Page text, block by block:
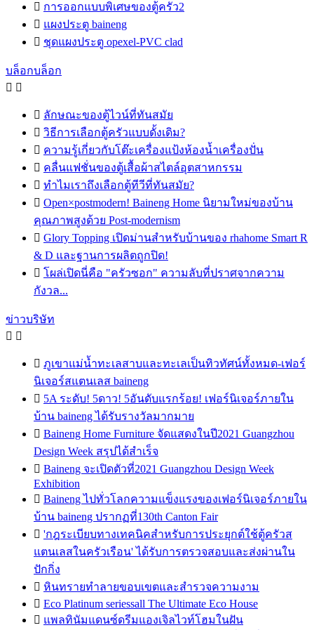
 การออกแบบพิเศษของตู้ครัว2
 แผงประตู baineng
 ชุดแผงประตู opexel-PVC clad
บล็อกบล็อก
 
 ลักษณะของตู้ไวน์ที่ทันสมัย
 วิธีการเลือกตู้ครัวแบบดั้งเดิม?
 ความรู้เกี่ยวกับโต๊ะเครื่องแป้งห้องน้ำเครื่องปั่น
 คลื่นแฟชั่นของตู้เสื้อผ้าสไตล์อุตสาหกรรม
 ทำไมเราถึงเลือกตู้ทีวีที่ทันสมัย?
 Open×postmodern! Baineng Home นิยามใหม่ของบ้าน
คุณภาพสูงด้วย Post-modernism
 Glory Topping เปิดม่านสำหรับบ้านของ rhahome Smart R
& D และฐานการผลิตถูกปิด!
 โผล่เปิดนี่คือ "ครัวซอก" ความลับที่ปราศจากความ
กังวล...
ข่าวบริษัท
 
 ภูเขาแม่น้ำทะเลสาบและทะเลเป็นทิวทัศน์ทั้งหมด-เฟอร์
นิเจอร์สแตนเลส baineng
 5A ระดับ! 5ดาว! 5อันดับแรกร้อย! เฟอร์นิเจอร์ภายใน
บ้าน baineng ได้รับรางวัลมากมาย
 Baineng Home Furniture จัดแสดงในปี2021 Guangzhou
Design Week สรุปได้สำเร็จ
 Baineng จะเปิดตัวที่2021 Guangzhou Design Week
Exhibition
 Baineng ไปทั่วโลกความแข็งแรงของเฟอร์นิเจอร์ภายใน
บ้าน baineng ปรากฏที่130th Canton Fair
 'กฎระเบียบทางเทคนิคสำหรับการประยุกต์ใช้ตู้ครัวส
แตนเลสในครัวเรือน' ได้รับการตรวจสอบและส่งผ่านใน
ปักกิ่ง
 หินทรายทำลายขอบเขตและสำรวจความงาม
 Eco Platinum seriessall The Ultimate Eco House
 แพลทินัมแดนซ์ดรีมแองเจิลไวท์โฮมในฝัน